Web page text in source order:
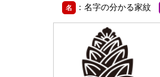
名 ：名字の分かる家紋